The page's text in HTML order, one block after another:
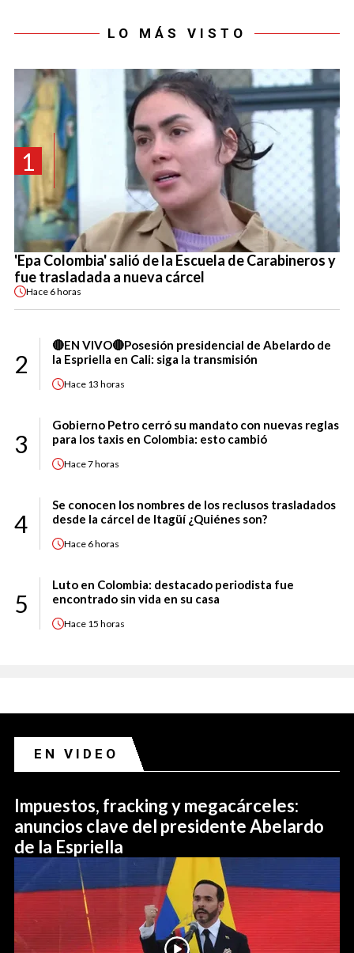
LO MÁS VISTO
1
'Epa Colombia' salió de la Escuela de Carabineros y
fue trasladada a nueva cárcel
Hace 6 horas
2
🔴EN VIVO🔴Posesión presidencial de Abelardo de
la Espriella en Cali: siga la transmisión
Hace 13 horas
3
Gobierno Petro cerró su mandato con nuevas reglas
para los taxis en Colombia: esto cambió
Hace7 horas
4
Se conocen los nombres de los reclusos trasladados
desde la cárcel de Itagüí ¿Quiénes son?
Hace 6 horas
5
Luto en Colombia: destacado periodista fue
encontrado sin vida en su casa
Hace 15 horas
EN VIDEO
Impuestos, fracking y megacárceles:
anuncios clave del presidente Abelardo
de la Espriella